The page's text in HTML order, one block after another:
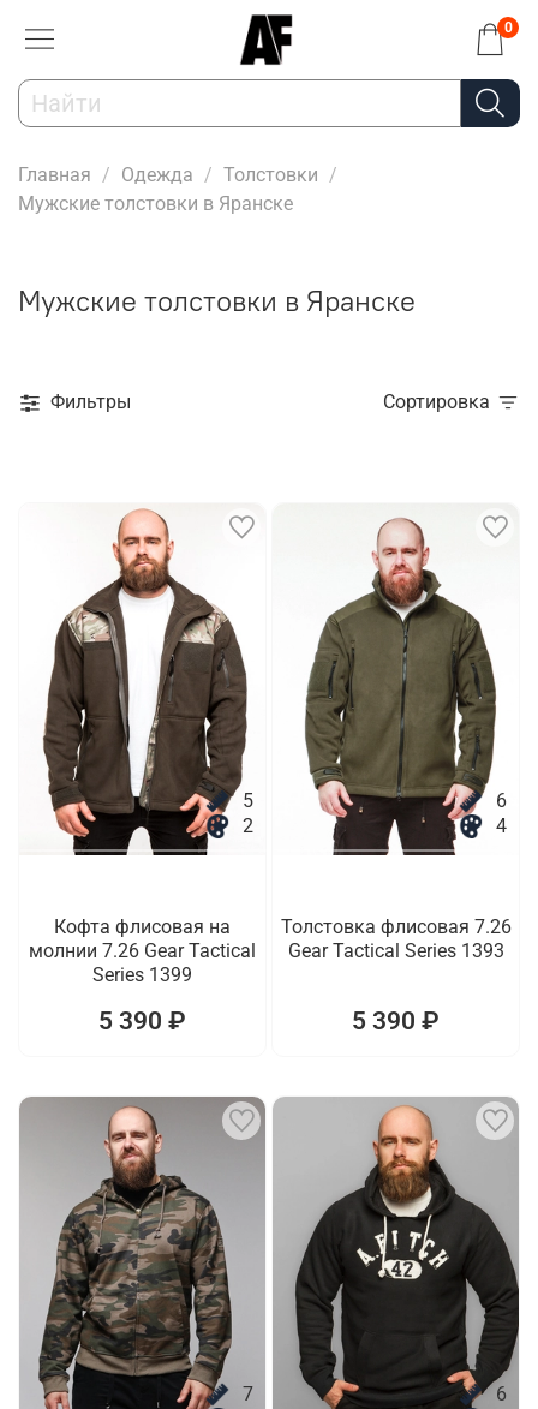
0
Главная Одежда
Толстовки
Мужские толстовки в Яранске
Мужские толстовки в Яранске
Фильтры Сортировка
5
2
Кофта флисовая на
молнии 7.26 Gear Tactical
Series 1399
5 390 ₽
6
4
Толстовка флисовая 7.26
Gear Tactical Series 1393
5 390 ₽
7
6